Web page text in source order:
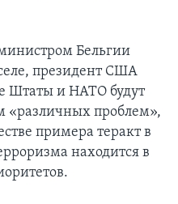
Бельгии
президент США
Штаты и НАТО будут
«различных проблем»,
примера теракт в
находится в